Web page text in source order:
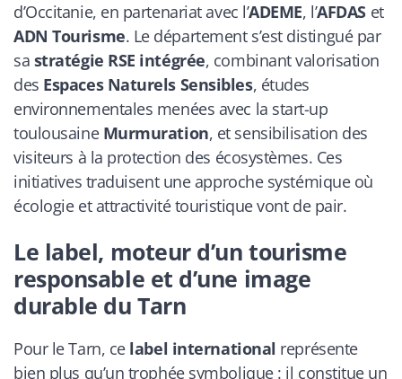
d’Occitanie, en partenariat avec l’ADEME, l’AFDASet
ADN Tourisme. Le département s’est distingué par
sa stratégie RSE intégrée, combinant valorisation
des Espaces Naturels Sensibles, études
environnementales menées avec la start-up
toulousaine Murmuration, et sensibilisation des
visiteurs à la protection des écosystèmes. Ces
initiatives traduisent une approche systémique où
écologie et attractivité touristique vont de pair.
Le label, moteur d’un tourisme
responsable et d’une image
durable du Tarn
Pour le Tarn, ce label international représente
bien plus qu’un trophée symbolique : il constitue un